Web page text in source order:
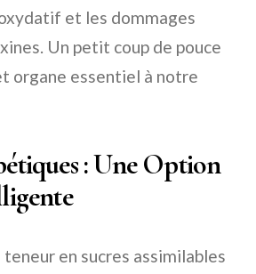
et les dommages
Un petit coup de pouce
organe essentiel à notre
: Une Option
en sucres assimilables